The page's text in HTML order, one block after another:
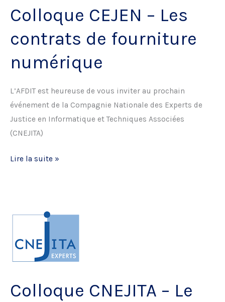
Colloque CEJEN – Les
contrats de fourniture
numérique
L’AFDIT est heureuse de vous inviter au prochain
événement de la Compagnie Nationale des Experts de
Justice en Informatique et Techniques Associées
(CNEJITA)
Colloque
contrats
fourniture
numérique
Lire la suite »
Colloque CNEJITA – Le